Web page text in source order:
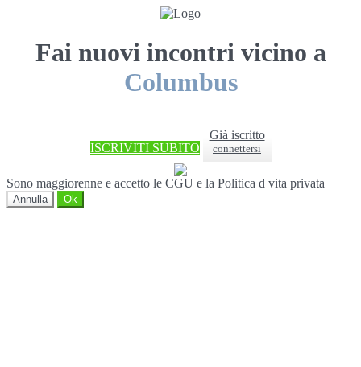
Fai nuovi incontri vicino a
Columbus
ISCRIVITI SUBITO
Già iscritto
connettersi
Sono maggiorenne e accetto le CGU e la Politica d vita privata
Annulla Ok